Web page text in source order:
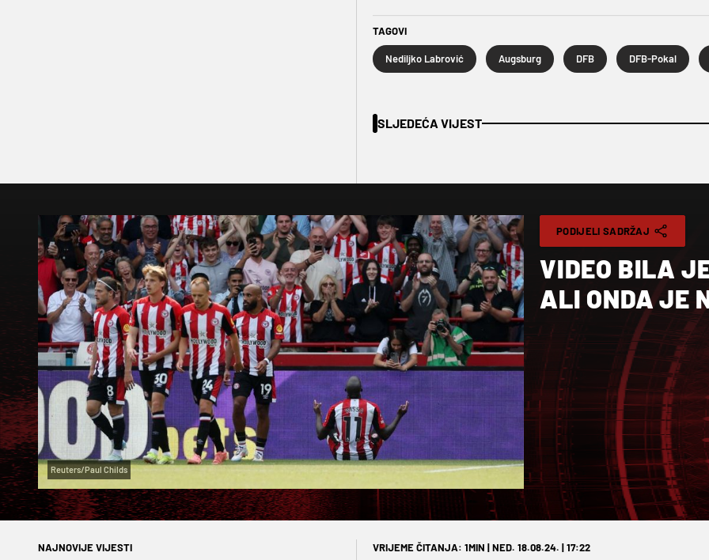
TAGOVI
Nediljko Labrović Augsburg DFB DFB-Pokal
SLJEDEĆA VIJEST
Reuters/Paul Childs
PODIJELI SADRŽAJ
VIDEO BILA
ALI ONDA JE
NAJNOVIJE VIJESTI VRIJEME ČITANJA: 1MIN | NED. 18.08.24. | 17:22